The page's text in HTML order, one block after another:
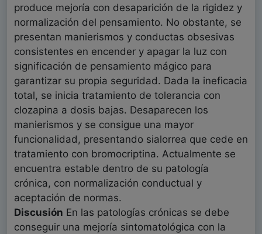
produce mejoría con desaparición de la rigidez y
normalización del pensamiento. No obstante, se
presentan manierismos y conductas obsesivas
consistentes en encender y apagar la luz con
significación de pensamiento mágico para
garantizar su propia seguridad. Dada la ineficacia
total, se inicia tratamiento de tolerancia con
clozapina a dosis bajas. Desaparecen los
manierismos y se consigue una mayor
funcionalidad, presentando sialorrea que cede en
tratamiento con bromocriptina. Actualmente se
encuentra estable dentro de su patología
crónica, con normalización conductual y
aceptación de normas.
Discusión En las patologías crónicas se debe
conseguir una mejoría sintomatológica con la